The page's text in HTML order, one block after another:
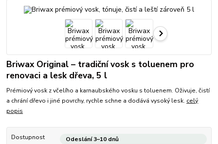
Briwax Original – tradiční vosk s toluenem pro
renovaci a lesk dřeva, 5 l
Prémiový vosk z včelího a karnaubského vosku s toluenem. Oživuje, čistí
a chrání dřevo i jiné povrchy, rychle schne a dodává vysoký lesk. celý
popis
Dostupnost
Odeslání 3–10 dnů